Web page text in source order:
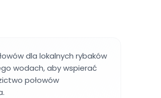
dla lokalnych rybaków
wodach, aby wspierać
połowów